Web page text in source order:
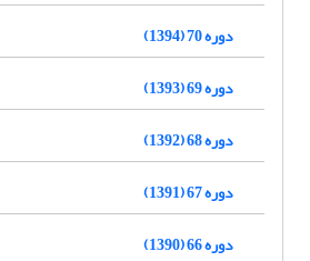
دوره 70 (1394)
دوره 69 (1393)
دوره 68 (1392)
دوره 67 (1391)
دوره 66 (1390)